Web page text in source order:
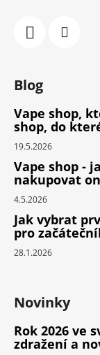
Blog
Vape shop,
shop, do
19.5.2026
Vape shop -
nakupovat
4.5.2026
Jak vybrat
pro
28.1.2026
Novinky
Rok 2026 ve
zdražení a